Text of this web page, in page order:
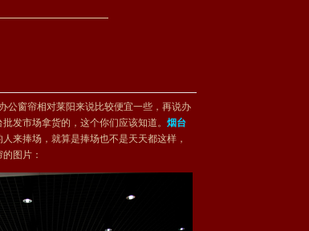
窗帘相对莱阳来说比较便宜一些，再说办
发市场拿货的，这个你们应该知道。 烟台
来捧场，就算是捧场也不是天天都这样，
图片：